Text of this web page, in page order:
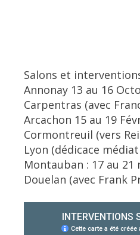
Salons et
Annonay 13 au 16
Carpentras (avec
Arcachon 15 au 19
Cormontreuil (vers
Lyon (dédicace
Montauban : 17 au 21
Douelan (avec Frank